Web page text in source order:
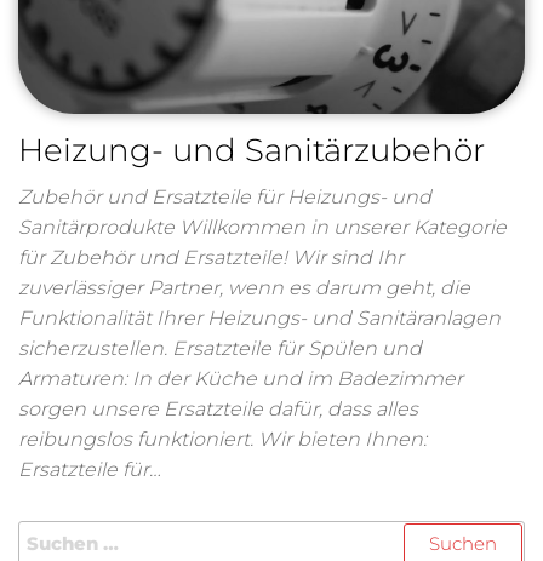
Heizung- und Sanitärzubehör
Zubehör und Ersatzteile für Heizungs- und
Sanitärprodukte Willkommen in unserer Kategorie
für Zubehör und Ersatzteile! Wir sind Ihr
zuverlässiger Partner, wenn es darum geht, die
Funktionalität Ihrer Heizungs- und Sanitäranlagen
sicherzustellen. Ersatzteile für Spülen und
Armaturen: In der Küche und im Badezimmer
sorgen unsere Ersatzteile dafür, dass alles
reibungslos funktioniert. Wir bieten Ihnen:
Ersatzteile für…